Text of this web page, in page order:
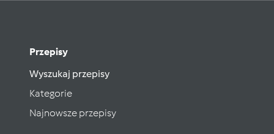
Przepisy
Wyszukaj przepisy
Kategorie
Najnowsze przepisy